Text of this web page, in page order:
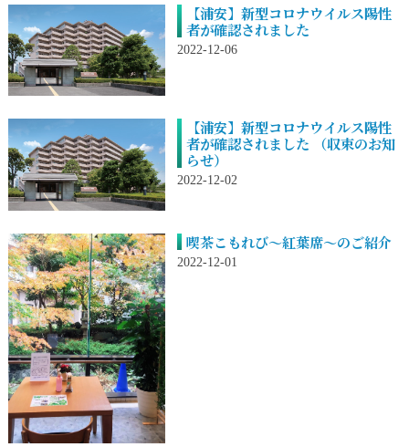
【浦安】新型コロナウイルス陽性
者が確認されました
2022-12-06
【浦安】新型コロナウイルス陽性
者が確認されました （収束のお知
らせ）
2022-12-02
喫茶こもれび～紅葉席～のご紹介
2022-12-01